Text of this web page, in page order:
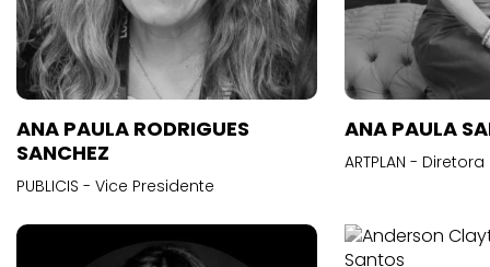
ANA PAULA RODRIGUES
SANCHEZ
PUBLICIS - Vice Presidente
ANA PAULA
ARTPLAN -